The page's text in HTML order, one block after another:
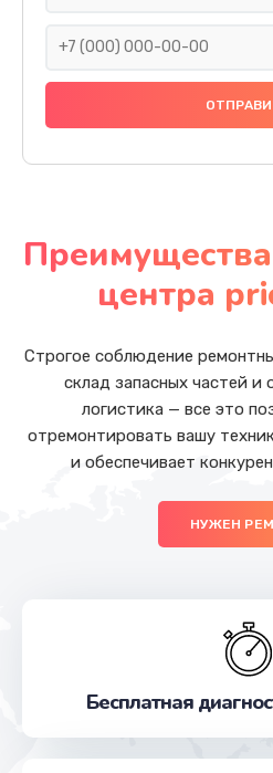
центра
Строгое соблюдение
склад запасных частей и
логистика — все это
отремонтировать вашу
и обеспечивает
НУЖЕН
Бесплатная